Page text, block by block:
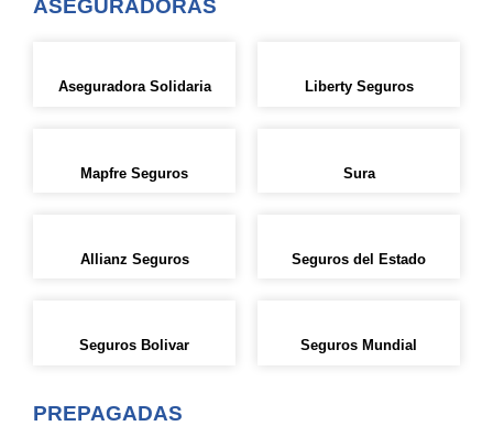
ASEGURADORAS
Aseguradora Solidaria Liberty Seguros
Mapfre Seguros Sura
Allianz Seguros Seguros del Estado
Seguros Bolivar Seguros Mundial
PREPAGADAS